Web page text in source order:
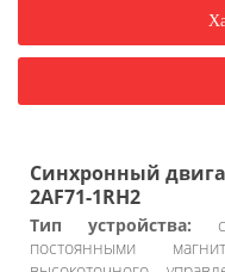
Синхронный
2AF71-1RH2
Тип устройства:
постоянными